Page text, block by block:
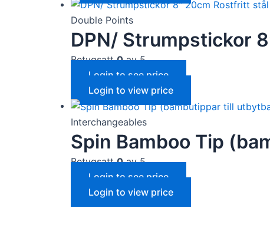
Double Points
DPN/ Strumpstickor
Betygsatt0av 5
Login to see price
Login to view price
Interchangeables
Spin Bamboo Tip
Betygsatt0av 5
Login to see price
Login to view price